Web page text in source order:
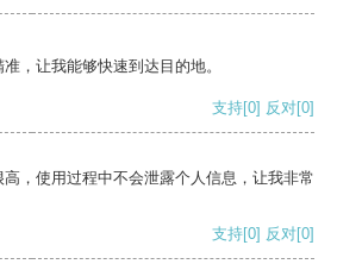
，让我能够快速到达目的地。
支持[0] 反对[0]
，使用过程中不会泄露个人信息，让我非常
支持[0] 反对[0]